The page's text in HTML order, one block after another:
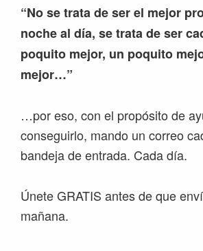
“No se trata de ser el mejor
noche al día, se trata de ser
poquito mejor, un poquito
mejor…”
…por eso, con el propósito de
conseguirlo, mando un correo
bandeja de entrada. Cada día.
Únete GRATIS antes de que
mañana.